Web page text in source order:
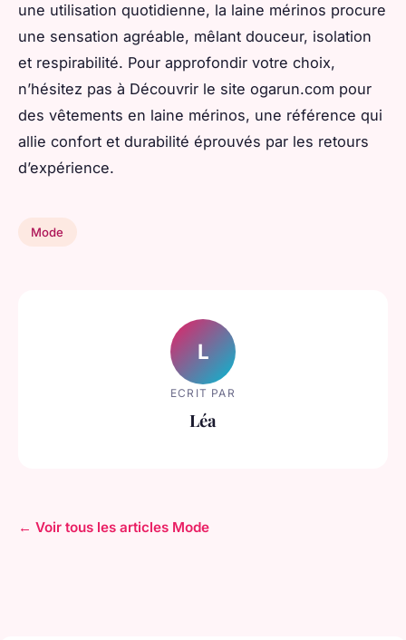
une utilisation quotidienne, la laine mérinos procure
une sensation agréable, mêlant douceur, isolation
et respirabilité. Pour approfondir votre choix,
n’hésitez pas à Découvrir le site ogarun.com pour
des vêtements en laine mérinos, une référence qui
allie confort et durabilité éprouvés par les retours
d’expérience.
Mode
L
ECRIT PAR
Léa
← Voir tous les articles Mode